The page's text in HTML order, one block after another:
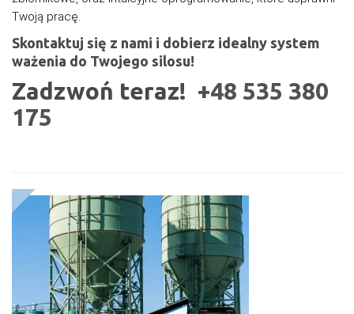
Twoją pracę.
Skontaktuj się z nami i dobierz idealny system
ważenia do Twojego silosu!
Zadzwoń teraz! +48 535 380
175